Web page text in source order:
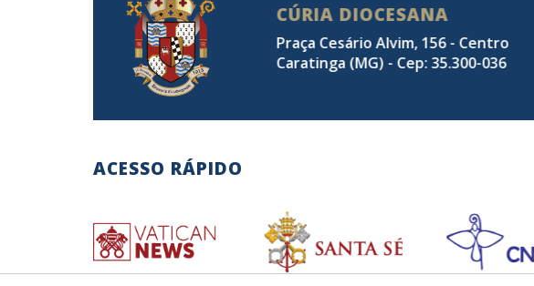
CÚRIA DIOCESANA
Praça Cesário Alvim, 156 - Centro
Caratinga (MG) - Cep: 35.300-036
ACESSO RÁPIDO